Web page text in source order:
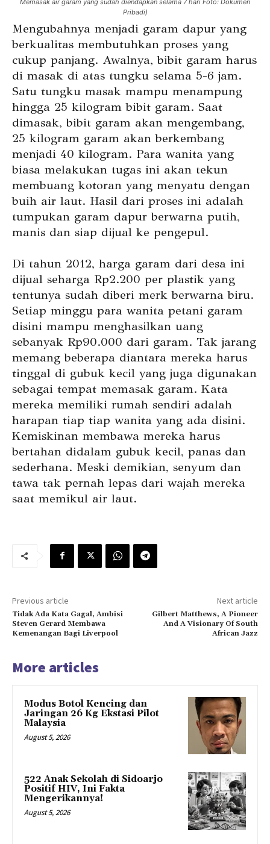
Pribadi)
Mengubahnya menjadi garam dapur yang
berkualitas membutuhkan proses yang
cukup panjang. Awalnya, bibit garam harus
di masak di atas tungku selama 5-6 jam.
Satu tungku masak mampu menampung
hingga 25 kilogram bibit garam. Saat
dimasak, bibit garam akan mengembang,
25 kilogram garam akan berkembang
menjadi 40 kilogram. Para wanita yang
biasa melakukan tugas ini akan tekun
membuang kotoran yang menyatu dengan
buih air laut. Hasil dari proses ini adalah
tumpukan garam dapur berwarna putih,
manis dan siap dijual ke pengepul.
Di tahun 2012, harga garam dari desa ini
dijual seharga Rp2.200 per plastik yang
tentunya sudah diberi merk berwarna biru.
Setiap minggu para wanita petani garam
disini mampu menghasilkan uang
sebanyak Rp90.000 dari garam. Tak jarang
memang beberapa diantara mereka harus
tinggal di gubuk kecil yang juga digunakan
sebagai tempat memasak garam. Kata
mereka memiliki rumah sendiri adalah
harapan tiap tiap wanita yang ada disini.
Kemiskinan membawa mereka harus
bertahan didalam gubuk kecil, panas dan
sederhana. Meski demikian, senyum dan
tawa tak pernah lepas dari wajah mereka
saat memikul air laut.
Previous article
Tidak Ada Kata Gagal, Ambisi
Steven Gerard Membawa
Kemenangan Bagi Liverpool
Next article
Gilbert Matthews, A Pioneer
And A Visionary Of South
African Jazz
More articles
Modus Botol Kencing dan
Jaringan 26 Kg Ekstasi Pilot
Malaysia
August 5, 2026
522 Anak Sekolah di Sidoarjo
Positif HIV, Ini Fakta
Mengerikannya!
August 5, 2026